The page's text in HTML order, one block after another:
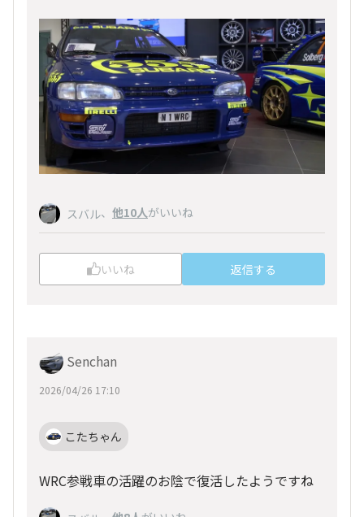
スバル、 他10人がいいね
いいね 返信する
Senchan
2026/04/26 17:10
こたちゃん
WRC参戦車の活躍のお陰で復活したようですね